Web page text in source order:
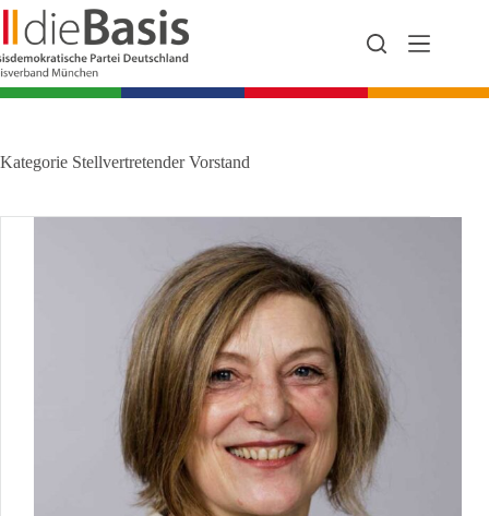
Zum
Inhalt
springen
Kategorie Stellvertretender Vorstand